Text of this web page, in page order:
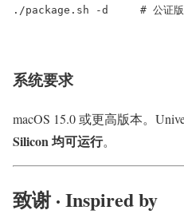
./package.sh -d # 公证
系统要求
macOS 15.0 或更高版本。
Silicon 均可运行。
致谢 · Inspired by